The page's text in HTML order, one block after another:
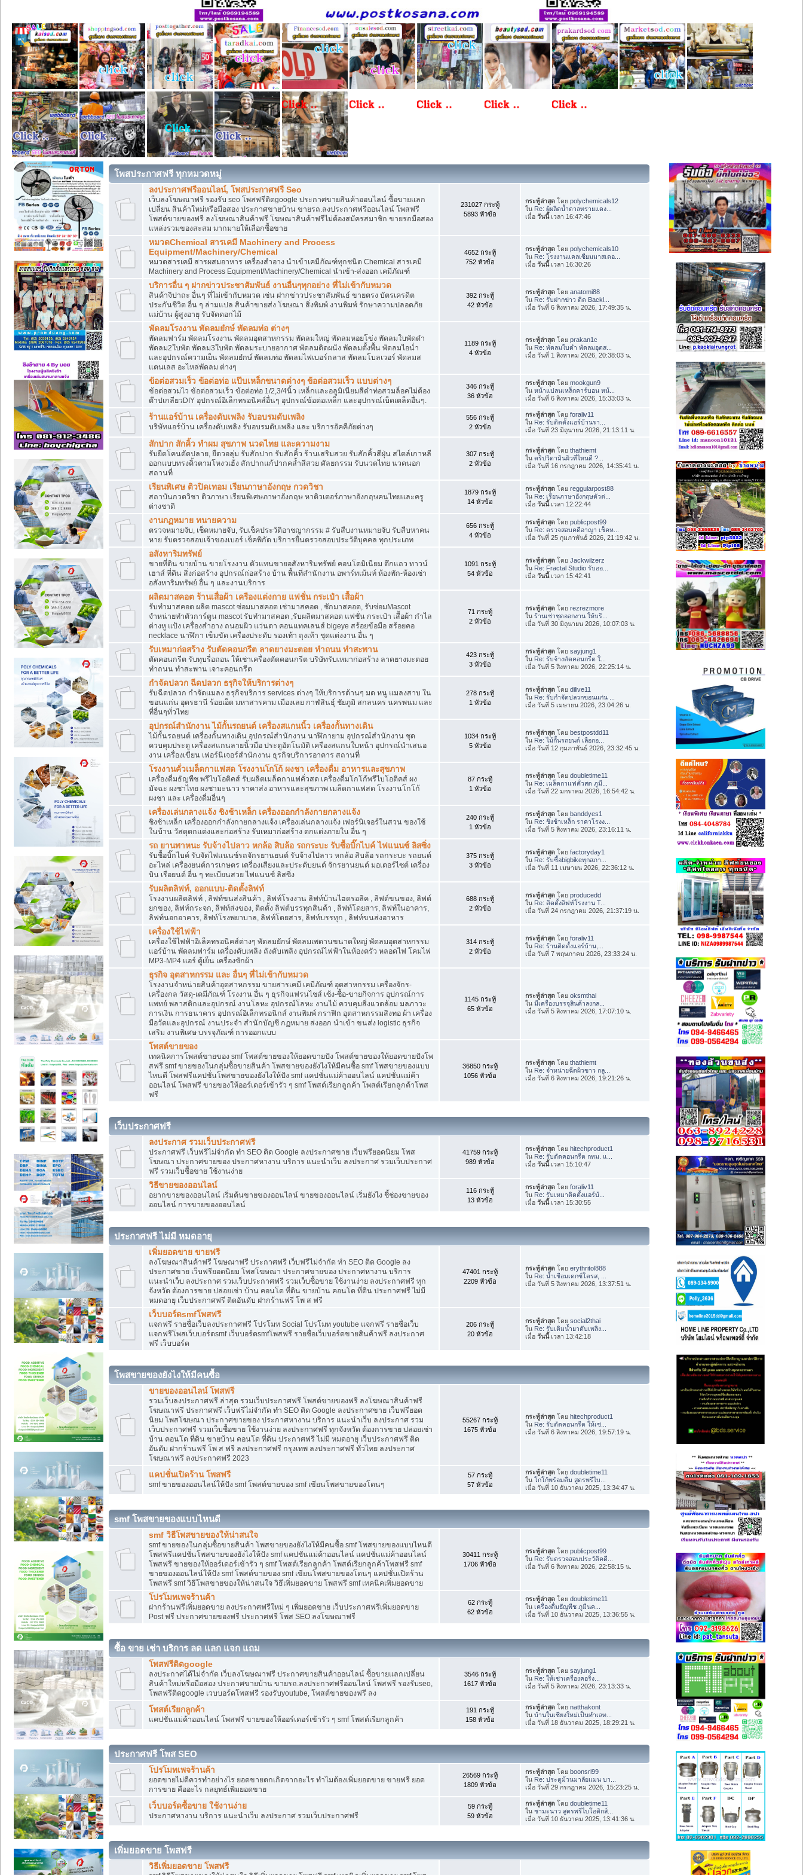
โพสประกาศฟรี ทุกหมวดหมู่
ลงประกาศฟรีออนไลน์, โพสประกาศฟรี Seo
เว็บลงโฆษณาฟรี รองรับ seo โพสฟรีติดgoogle ประกาศขายสินค้าออนไลน์ ซื้อขายแลก
เปลี่ยน สินค้าใหม่หรือมือสอง ประกาศขายบ้าน ขายรถ.ลงประกาศฟรีออนไลน์ โพสฟรี
โพสต์ขายของฟรี ลงโฆษณาสินค้าฟรี โฆษณาสินค้าฟรีไม่ต้องสมัครสมาชิก ขายรถมือสอง
แหล่งรวมของสะสม มากมายให้เลือกซื้อขาย
231027 กระทู้
5893 หัวข้อ
กระทู้ล่าสุด โดยpolychemicals12
ใน Re: ผู้ผลิตน้ำตาลทรายแดง...
เมื่อวันนี้เวลา 16:47:46
หมวดChemical สารเคมี Machinery and Process
Equipment/Machinery/Chemical
หมวดสารเคมี สารผสมอาหาร เครื่องสำอาง นำเข้าเคมีภัณฑ์ทุกชนิด Chemical สารเคมี
Machinery and Process Equipment/Machinery/Chemical นำเข้า-ส่งออก เคมีภัณฑ์
4652 กระทู้
752 หัวข้อ
กระทู้ล่าสุด โดยpolychemicals10
ใน Re: โรงงานแคลเซียมมาสเตอ...
เมื่อวันนี้เวลา 16:30:26
บริการอื่น ๆ ฝากข่าวประชาสัมพันธ์ งานอื่นๆทุกอย่าง ที่ไม่เข้ากับหมวด
สินค้าจิปาถะ อื่นๆ ที่ไม่เข้ากับหมวด เช่น ฝากข่าวประชาสัมพันธ์ ขายตรง บัตรเครดิต
ประกันชีวิต อื่น ๆ ล่ามแปล สินค้าขายส่ง โฆษณา สิ่งพิมพ์ งานพิมพ์ รักษาความปลอดภัย
แม่บ้าน ผู้สูงอายุ รับจัดดอกไม้
392 กระทู้
42 หัวข้อ
กระทู้ล่าสุด โดยanatomi88
ใน Re: รับฝากข่าว ติด Backl...
เมื่อ วันที่ 6 สิงหาคม 2026, 17:49:35 น.
พัดลมโรงงาน พัดลมยํกษ์ พัดลมท่อ ต่างๆ
พัดลมฟาร์ม พัดลมโรงงาน พัดลมอุตสาหกรรม พัดลมใหญ่ พัดลมหอยโข่ง พัดลมใบพัดดำ
พัดลม2ใบพัด พัดลม3ใบพัด พัดลมระบายอากาศ พัดลมติดผนัง พัดลมตั้งพื้น พัดลมไอน่ำ
และอุปกรณ์ความเย็น พัดลมยํกษ์ พัดลมท่อ พัดลมไฟเบอร์กลาส พัดลมโบลเวอร์ พัดลมส
แตนเลส อะไหล่พัดลม ต่างๆ
1189 กระทู้
4 หัวข้อ
กระทู้ล่าสุด โดยprakan1c
ใน Re: พัดลมใบดำ พัดลมอุตส...
เมื่อ วันที่ 1 สิงหาคม 2026, 20:38:03 น.
ข้อต่อสวมเร็ว ข้อต่อท่อ แป๊บเหล็กขนาดต่างๆ ข้อต่อสวมเร็ว แบบต่างๆ
ข้อต่อสวมไว ข้อต่อสวมเร็ว ข้อต่อท่อ 1/2,3/4นิ้ว เหล็กและอลูมิเนียมสีดำท่อสวมล็อคไม่ต้อง
ต๊าปเกลียวDIY อุปกรณ์อิเล็กทรอนิคส์อื่นๆ อุปกรณ์ข้อต่อเหล็ก และอุปกรณ์เบ็ดเตล็ดอื่นๆ.
346 กระทู้
36 หัวข้อ
กระทู้ล่าสุด โดยmookgun9
ในหน้าแปลนเหล็กคาร์บอน หน้...
เมื่อ วันที่ 6 สิงหาคม 2026, 15:33:03 น.
ร้านแอร์บ้าน เครื่องดับเพลิง รับอบรมดับเพลิง
บริษัทแอร์บ้าน เครื่องดับเพลิง รับอบรมดับเพลิง และ บริการอัคคีภัยต่างๆ
556 กระทู้
2 หัวข้อ
กระทู้ล่าสุด โดยforaliv11
ใน Re: รับติดตั้งแอร์บ้านรา...
เมื่อ วันที่ 23 มิถุนายน 2026, 21:13:11 น.
สักปาก สักคิ้ว ทำผม สุขภาพ นวดไทย และความงาม
รับยืดโคนดัดปลาย, ยืดวอลุ่ม รับสักปาก รับสักคิ้ว ร้านเสริมสวย รับสักคิ้วสีฝุ่น สไตล์เกาหลี
ออกแบบทรงคิ้วตามโหงวเฮ้ง สักปากแก้ปากคล้ำสีสวย ศัลยกรรม รับนวดไทย นวดนอก
สถานที่
307 กระทู้
2 หัวข้อ
กระทู้ล่าสุด โดยthathiemt
ในดริปวิตามินผิวที่ไหนดี ?...
เมื่อ วันที่ 16 กรกฎาคม 2026, 14:35:41 น.
เรียนพิเศษ ติวปิดเทอม เรียนภาษาอังกฤษ กวดวิชา
สถาบันกวดวิชา ติวภาษา เรียนพิเศษภาษาอังกฤษ หาติวเตอร์ภาษาอังกฤษคนไทยและครู
ต่างชาติ
1879 กระทู้
14 หัวข้อ
กระทู้ล่าสุด โดยreggularpost88
ใน Re: เรียนภาษาอังกฤษตัวต่...
เมื่อวันนี้เวลา 12:22:44
งานกฏหมาย ทนายความ
ตรวจหมายจับ, เช็คหมายจับ, รับเช็คประวัติอาชญากรรม # รับสืบงานหมายจับ รับสืบหาคน
หาย รับตรวจสอบเจ้าของเบอร์ เช็คพิกัด บริการยื่นตรวจสอบประวัติบุคคล ทุกประเภท
656 กระทู้
4 หัวข้อ
กระทู้ล่าสุด โดยpublicpost99
ใน Re: ตรวจสอบคดีอาญา เช็คห...
เมื่อ วันที่ 25 กุมภาพันธ์ 2026, 21:19:42 น.
อสังหาริมทรัพย์
ขายที่ดิน ขายบ้าน ขายโรงงาน ตัวแทนขายอสังหาริมทรัพย์ คอนโดมิเนียม ตึกแถว ทาวน์
เฮาส์ ที่ดิน สิ่งก่อสร้าง อุปกรณ์ก่อสร้าง บ้าน พื้นที่สำนักงาน อพาร์ทเม้นท์ ห้องพัก-ห้องเช่า
อสังหาริมทรัพย์ อื่น ๆ และงานบริการ
1091 กระทู้
54 หัวข้อ
กระทู้ล่าสุด โดยJackwilzerz
ใน Re: Fractal Studio รับออ...
เมื่อวันนี้เวลา 15:42:41
ผลิตมาสคอต ร้านเสื่อผ้า เครืองแต่งกาย แฟชั่น กระเป๋า เสื้อผ้า
รับทำมาสคอต ผลิต mascot ซ่อมมาสคอต เช่ามาสคอต , ซักมาสคอต, รับซ่อมMascot
จำหน่ายทำตัวการ์ตูน mascot รับทำมาสคอต ,รับผลิตมาสคอต แฟชั่น กระเป๋า เสื้อผ้า กำไล
ต่างหู แป้ง เครื่องสำอาง ถนอมผิว แว่นตา คอนแทคเลนส์ bigeye สร้อยข้อมือ สร้อยคอ
necklace นาฬิกา เข็มขัด เครื่องประดับ รองเท้า ถุงเท้า ชุดแต่งงาน อื่น ๆ
71 กระทู้
2 หัวข้อ
กระทู้ล่าสุด โดยrezrezmore
ในร้านเช่าชุดออกงาน ให้บริ...
เมื่อ วันที่ 30 มิถุนายน 2026, 10:07:03 น.
รับเหมาก่อสร้าง รับตัดคอนกรีต ลาดยางมะตอย ทำถนน ทำสะพาน
ตัดคอนกรีต รับทุบรื่อถอน ให้เช่าเครื่องตัดคอนกรีต บริษัทรับเหมาก่อสร้าง ลาดยางมะตอย
ทำถนน ทำสะพาน เจาะคอนกรีต
423 กระทู้
3 หัวข้อ
กระทู้ล่าสุด โดยsayjung1
ใน Re: รับจ้างตัดคอนกรีต ใ...
เมื่อ วันที่ 5 สิงหาคม 2026, 22:25:14 น.
กำจัดปลวก ฉีดปลวก ธรุกิจให้บริการต่างๆ
รับฉีดปลวก กำจัดแมลง ธรุกิจบริการ services ต่างๆ ให้บริการด้านๆ มด หนู แมลงสาบ ใน
ขอนแก่น อุดรธานี ร้อยเอ็ด มหาสารคาม เมืองเลย กาฬสินธุ์ ชัยภูมิ สกลนคร นครพนม และ
ที่อื่นๆทั่วไทย
278 กระทู้
1 หัวข้อ
กระทู้ล่าสุด โดยdilive11
ใน Re: รับกำจัดปลวกขอนแก่น ...
เมื่อ วันที่ 5 เมษายน 2026, 23:04:26 น.
อุปกรณ์สำนักงาน ไม้กั้นรถยนต์ เครื่องสแกนนิ้ว เครื่องกั้นทางเดิน
ไม้กั้นรถยนต์ เครื่องกั้นทางเดิน อุปกรณ์สำนักงาน นาฬิกายาม อุปกรณ์สำนักงาน ชุด
ควบคุมประตู เครื่องสแกนลายนิ้วมือ ประตูอัตโนมัติ เครืองสแกนใบหน้า อุปกรณ์นำเสนอ
งาน เครื่องเขียน เฟอร์นิเจอร์สำนักงาน ธุรกิจบริการอาคาร สถานที่
1034 กระทู้
5 หัวข้อ
กระทู้ล่าสุด โดยbestpostdd11
ใน Re: ไม้กั้นรถยนต์ เลือกอ...
เมื่อ วันที่ 12 กุมภาพันธ์ 2026, 23:32:45 น.
โรงงานคั่วเมล็ดกาแฟสด โรงงานโกโก้ ผงชา เครื่องดื่ม อาหารและสุขภาพ
เครื่องดื่มธัญพืช พรีไบโอติคส์ รับผลิตเมล็ดกาแฟคั่วสด เครื่องดื่มโกโก้พรีไบโอติคส์ ผง
มัจฉะ ผงชาไทย ผงชามะนาว ราคาส่ง อาหารและสุขภาพ เมล็ดกาแฟสด โรงงานโกโก้
ผงชา และ เครื่องดื่มอื่นๆ
87 กระทู้
1 หัวข้อ
กระทู้ล่าสุด โดยdoubletime11
ใน Re: เมล็ดกาแฟคั่วสด ภูมี...
เมื่อ วันที่ 22 มกราคม 2026, 16:54:42 น.
เครื่องเล่นกลางแจ้ง ชิงช้าเหล็ก เครื่องออกกำลังกายกลางแจ้ง
ชิงช้าเหล็ก เครื่องออกกำลังกายกลางแจ้ง เครื่องเล่นกลางแจ้ง เฟอร์นิเจอร์ในสวน ของใช้
ในบ้าน วัสดุตกแต่งและก่อสร้าง รับเหมาก่อสร้าง ตกแต่งภายใน อื่น ๆ
240 กระทู้
1 หัวข้อ
กระทู้ล่าสุด โดยbanddyes1
ใน Re: ชิงช้าเหล็ก ราคาโรงง...
เมื่อ วันที่ 5 สิงหาคม 2026, 23:16:11 น.
รถ ยานพาหนะ รับจ้างไปลาว หกล้อ สิบล้อ รถกระบะ รับซื้อบิ๊กไบค์ ไฟแนนซ์ ลิสซิ่ง
รับซื้อบิ๊กไบค์ รับจัดไฟแนนซ์รถจักรยานยนต์ รับจ้างไปลาว หกล้อ สิบล้อ รถกระบะ รถยนต์
อะไหล่ เครื่องยนต์การเกษตร เครื่องเสียงและประดับยนต์ จักรยานยนต์ มอเตอร์ไซต์ เครื่อง
บิน เรือยนต์ อื่น ๆ ทะเบียนสวย ไฟแนนซ์ ลิสซิ่ง
375 กระทู้
3 หัวข้อ
กระทู้ล่าสุด โดยfactoryday1
ใน Re: รับซื้อbigbikeทุกสภา...
เมื่อ วันที่ 11 เมษายน 2026, 22:36:12 น.
รับผลิตลิฟท์, ออกแบบ-ติดตั้งลิฟท์
โรงงานผลิตลิฟท์ , ลิฟท์ขนส่งสินค้า , ลิฟท์โรงงาน ลิฟท์บ้านไฮดรอลิค , ลิฟต์ขนของ, ลิฟต์
ยกของ, ลิฟท์กระจก, ลิฟท์ส่งของ, ติดตั้ง ลิฟต์บรรทุกสินค้า , ลิฟท์โดยสาร, ลิฟท์ในอาคาร,
ลิฟท์นอกอาคาร, ลิฟท์โรงพยาบาล, ลิฟท์โดยสาร, ลิฟท์บรรทุก , ลิฟท์ขนส่งอาหาร
688 กระทู้
2 หัวข้อ
กระทู้ล่าสุด โดยproducedd
ใน Re: ติดตั้งลิฟท์โรงงาน T...
เมื่อ วันที่ 24 กรกฎาคม 2026, 21:37:19 น.
เครื่องใช้ไฟฟ้า
เครื่องใช้ไฟฟ้าอิเล็คทรอนิคส์ต่างๆ พัดลมยักษ์ พัดลมเพดานขนาดใหญ่ พัดลมอุตสาหกรรม
แอร์บ้าน พัดลมฟาร์ม เครื่องดับเพลิง ถังดับเพลิง อุปกรณ์ไฟฟ้าในห้องครัว หลอดไฟ โคมไฟ
MP3-MP4 แอร์ ตู้เย็น เครื่องซักผ้า
314 กระทู้
2 หัวข้อ
กระทู้ล่าสุด โดยforaliv11
ใน Re: ร้านติดตั้งแอร์บ้าน,...
เมื่อ วันที่ 7 พฤษภาคม 2026, 23:33:24 น.
ธุรกิจ อุตสาหกรรม และ อื่นๆ ที่ไม่เข้ากับหมวด
โรงงานจำหน่ายสินค้าอุตสาหกรรม ขายสารเคมี เคมีภัณฑ์ อุตสาหกรรม เครื่องจักร-
เครื่องกล วัสดุ-เคมีภัณฑ์ โรงงาน อื่น ๆ ธุรกิจแฟรนไชส์ เซ้ง-ซื้อ-ขายกิจการ อุปกรณ์การ
แพทย์ พลาสติกและอุปกรณ์ งานโลหะ อุปกรณ์โลหะ งานไม้ ควบคุมสิ่งแวดล้อม มลภาวะ
การเงิน การธนาคาร อุปกรณ์อิเล็กทรอนิกส์ งานพิมพ์ กราฟิก อุตสาหกรรมสิงทอ ผ้า เครื่อง
มือวัดและอุปกรณ์ งานประจำ สำนักบัญชี กฏหมาย ส่งออก นำเข้า ขนส่ง logistic ธุรกิจ
เสริม งานพิเศษ บรรจุภัณฑ์ การออกแบบ
1145 กระทู้
65 หัวข้อ
กระทู้ล่าสุด โดยoksmthai
ในมีเครื่องบรรจุสินค้าลงกล...
เมื่อ วันที่ 5 สิงหาคม 2026, 17:07:10 น.
โพสต์ขายของ
เทคนิคการโพสต์ขายของ smf โพสต์ขายของให้ยอดขายปัง โพสต์ขายของให้ยอดขายปังโพ
สฟรี smf ขายของในกลุ่มซื้อขายสินค้า โพสขายของยังไงให้มีคนซื้อ smf โพสขายของแบบ
ไหนดี โพสฟรีแคปชั่นโพสขายของยังไงให้ปัง smf แคปชั่นแม่ค้าออนไลน์ แคปชั่นแม่ค้า
ออนไลน์ โพสฟรี ขายของให้ออร์เดอร์เข้ารัว ๆ smf โพสต์เรียกลูกค้า โพสต์เรียกลูกค้าโพส
ฟรี
36850 กระทู้
1056 หัวข้อ
กระทู้ล่าสุด โดยthathiemt
ใน Re: จำหน่ายฉีดผิวขาว กลู...
เมื่อ วันที่ 6 สิงหาคม 2026, 19:21:26 น.
เว็บประกาศฟรี
ลงประกาศ รวมเว็บประกาศฟรี
ประกาศฟรี เว็บฟรีไม่จำกัด ทำ SEO ติด Google ลงประกาศขาย เว็บฟรียอดนิยม โพส
โฆษณา ประกาศขายของ ประกาศหางาน บริการ แนะนำเว็บ ลงประกาศ รวมเว็บประกาศ
ฟรี รวมเว็บซื้อขาย ใช้งานง่าย
41759 กระทู้
989 หัวข้อ
กระทู้ล่าสุด โดยhitechproduct1
ใน Re: รับตัดคอนกรีต กทม. แ...
เมื่อวันนี้เวลา 15:10:47
วิธีขายของออนไลน์
อยากขายของออนไลน์ เริ่มต้นขายของออนไลน์ ขายของออนไลน์ เริ่มยังไง ชี้ช่องขายของ
ออนไลน์ การขายของออนไลน์
116 กระทู้
13 หัวข้อ
กระทู้ล่าสุด โดยforaliv11
ใน Re: รับเหมาติดตั้งแอร์บ้...
เมื่อวันนี้เวลา 15:30:55
ประกาศฟรี ไม่มี หมดอายุ
เพิ่มยอดขาย ขายฟรี
ลงโฆษณาสินค้าฟรี โฆษณาฟรี ประกาศฟรี เว็บฟรีไม่จำกัด ทำ SEO ติด Google ลง
ประกาศขาย เว็บฟรียอดนิยม โพสโฆษณา ประกาศขายของ ประกาศหางาน บริการ
แนะนำเว็บ ลงประกาศ รวมเว็บประกาศฟรี รวมเว็บซื้อขาย ใช้งานง่าย ลงประกาศฟรี ทุก
จังหวัด ต้องการขาย ปล่อยเช่า บ้าน คอนโด ที่ดิน ขายบ้าน คอนโด ที่ดิน ประกาศฟรี ไม่มี
หมดอายุ เว็บประกาศฟรี ติดอันดับ ฝากร้านฟรี โพ ส ฟรี
47401 กระทู้
2209 หัวข้อ
กระทู้ล่าสุด โดยerythritol888
ใน Re: น้ำเชื่อมเดกซ์โตรส, ...
เมื่อ วันที่ 5 สิงหาคม 2026, 13:37:51 น.
เว็บบอร์ดsmfโพสฟรี
แจกฟรี รายชื่อเว็บลงประกาศฟรี โปรโมท Social โปรโมท youtube แจกฟรี รายชื่อเว็บ
แจกฟรีโพสเว็บบอร์ดsmf เว็บบอร์ดsmfโพสฟรี รายชื่อเว็บบอร์ดขายสินค้าฟรี ลงประกาศ
ฟรี เว็บบอร์ด
206 กระทู้
20 หัวข้อ
กระทู้ล่าสุด โดยsocial2thai
ใน Re: รับเติมน้ำยาดับเพลิง...
เมื่อวันนี้เวลา 13:42:18
โพสขายของยังไงให้มีคนซื้อ
ขายของออนไลน์ โพสฟรี
รวมเว็บลงประกาศฟรี ล่าสุด รวมเว็บประกาศฟรี โพสต์ขายของฟรี ลงโฆษณาสินค้าฟรี
โฆษณาฟรี ประกาศฟรี เว็บฟรีไม่จำกัด ทำ SEO ติด Google ลงประกาศขาย เว็บฟรียอด
นิยม โพสโฆษณา ประกาศขายของ ประกาศหางาน บริการ แนะนำเว็บ ลงประกาศ รวม
เว็บประกาศฟรี รวมเว็บซื้อขาย ใช้งานง่าย ลงประกาศฟรี ทุกจังหวัด ต้องการขาย ปล่อยเช่า
บ้าน คอนโด ที่ดิน ขายบ้าน คอนโด ที่ดิน ประกาศฟรี ไม่มี หมดอายุ เว็บประกาศฟรี ติด
อันดับ ฝากร้านฟรี โพ ส ฟรี ลงประกาศฟรี กรุงเทพ ลงประกาศฟรี ทั่วไทย ลงประกาศ
โฆษณาฟรี ลงประกาศฟรี 2023
55267 กระทู้
1675 หัวข้อ
กระทู้ล่าสุด โดยhitechproduct1
ใน Re: รับตัดคอนกรีต ให้เช่...
เมื่อ วันที่ 6 สิงหาคม 2026, 19:57:19 น.
แคปชั่นเปิดร้าน โพสฟรี
smf ขายของออนไลน์ให้ปัง smf โพสต์ขายของ smf เขียนโพสขายของโดนๆ
57 กระทู้
57 หัวข้อ
กระทู้ล่าสุด โดยdoubletime11
ในโกโก้พร้อมดื่ม สูตรพรีไบ...
เมื่อ วันที่ 10 ธันวาคม 2025, 13:34:47 น.
smf โพสขายของแบบไหนดี
smf วิธีโพสขายของให้น่าสนใจ
smf ขายของในกลุ่มซื้อขายสินค้า โพสขายของยังไงให้มีคนซื้อ smf โพสขายของแบบไหนดี
โพสฟรีแคปชั่นโพสขายของยังไงให้ปัง smf แคปชั่นแม่ค้าออนไลน์ แคปชั่นแม่ค้าออนไลน์
โพสฟรี ขายของให้ออร์เดอร์เข้ารัว ๆ smf โพสต์เรียกลูกค้า โพสต์เรียกลูกค้าโพสฟรี smf
ขายของออนไลน์ให้ปัง smf โพสต์ขายของ smf เขียนโพสขายของโดนๆ แคปชั่นเปิดร้าน
โพสฟรี smf วิธีโพสขายของให้น่าสนใจ วิธีเพิ่มยอดขาย โพสฟรี smf เทคนิคเพิ่มยอดขาย
30411 กระทู้
1706 หัวข้อ
กระทู้ล่าสุด โดยpublicpost99
ใน Re: รับตรวจสอบประวัติคดี...
เมื่อ วันที่ 6 สิงหาคม 2026, 22:58:15 น.
โปรโมทเพจร้านค้า
ฝากร้านฟรีเพิ่มยอดขาย ลงประกาศฟรีใหม่ ๆ เพิ่มยอดขาย เว็บประกาศฟรีเพิ่มยอดขาย
Post ฟรี ประกาศขายของฟรี ประกาศฟรี โพส SEO ลงโฆษณาฟรี
62 กระทู้
62 หัวข้อ
กระทู้ล่าสุด โดยdoubletime11
ในเครื่องดื่มธัญพืช ภูมีนค...
เมื่อ วันที่ 10 ธันวาคม 2025, 13:36:55 น.
ซื้อ ขาย เช่า บริการ ลด แลก แจก แถม
โพสฟรีติดgoogle
ลงประกาศได้ไม่จำกัด เว็บลงโฆษณาฟรี ประกาศขายสินค้าออนไลน์ ซื้อขายแลกเปลี่ยน
สินค้าใหม่หรือมือสอง ประกาศขายบ้าน ขายรถ.ลงประกาศฟรีออนไลน์ โพสฟรี รองรับseo,
โพสฟรีติดgoogle เวบบอร์ดโพสฟรี รองรับyoutube, โพสต์ขายของฟรี ลง
3546 กระทู้
1617 หัวข้อ
กระทู้ล่าสุด โดยsayjung1
ใน Re: ให้เช่าเครื่องคอริ่ง...
เมื่อ วันที่ 5 สิงหาคม 2026, 23:13:33 น.
โพสต์เรียกลูกค้า
แคปชั่นแม่ค้าออนไลน์ โพสฟรี ขายของให้ออร์เดอร์เข้ารัว ๆ smf โพสต์เรียกลูกค้า
191 กระทู้
158 หัวข้อ
กระทู้ล่าสุด โดยnatthakont
ในบ้านในเชียงใหม่เป็นทำเลท...
เมื่อ วันที่ 18 ธันวาคม 2025, 18:29:21 น.
ประกาศฟรี โพส SEO
โปรโมทเพจร้านค้า
ยอดขายไม่ดีควรทำอย่างไร ยอดขายตกเกิดจากอะไร ทำไมต้องเพิ่มยอดขาย ขายฟรี ยอด
การขาย คืออะไร กลยุทธ์เพิ่มยอดขาย
26569 กระทู้
1809 หัวข้อ
กระทู้ล่าสุด โดยboonsri99
ใน Re: ประตูม้วนมาลัยแมน บา...
เมื่อ วันที่ 29 กรกฎาคม 2026, 15:23:25 น.
เว็บบอร์ดซื้อขาย ใช้งานง่าย
ประกาศหางาน บริการ แนะนำเว็บ ลงประกาศ รวมเว็บประกาศฟรี
59 กระทู้
59 หัวข้อ
กระทู้ล่าสุด โดยdoubletime11
ในชามะนาว สูตรพรีไบโอติกส์...
เมื่อ วันที่ 10 ธันวาคม 2025, 13:41:36 น.
เพิ่มยอดขาย โพสฟรี
วิธีเพิ่มยอดขาย โพสฟรี